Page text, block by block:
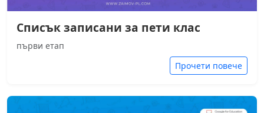
Списък записани за пети клас
първи етап
Прочети повече